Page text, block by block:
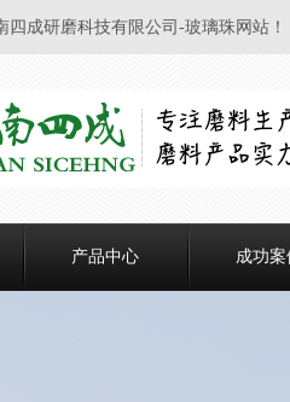
四成研磨科技有限公司-玻璃珠网站！
产品中心 成功案